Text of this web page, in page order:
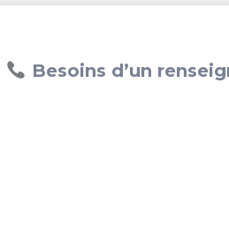
Besoins d’un